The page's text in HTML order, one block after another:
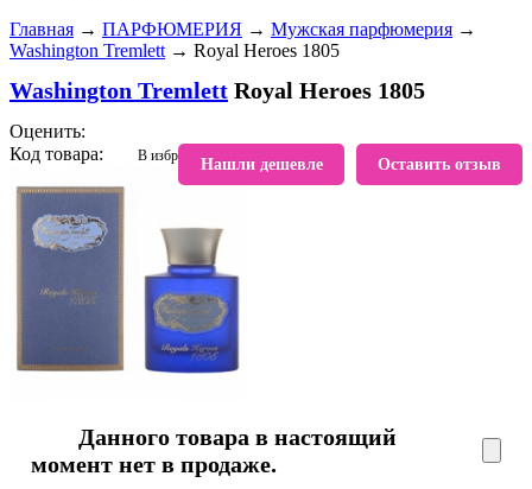
Главная → ПАРФЮМЕРИЯ → Мужская парфюмерия →
Washington Tremlett → Royal Heroes 1805
Washington Tremlett Royal Heroes 1805
Оставить отзыв
Нашли дешевле
Оценить:
Код товара:
В избранное
Данного товара в настоящий
момент нет в продаже.